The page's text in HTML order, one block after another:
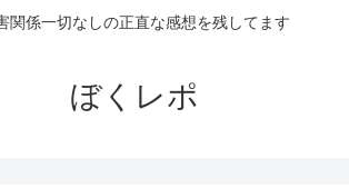
関係一切なしの正直な感想を残してます
ぼくレポ